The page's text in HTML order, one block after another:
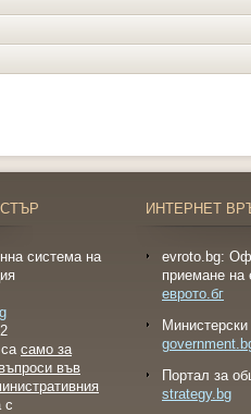
система на
само за
във
с
ИНТЕРНЕТ
evroto.bg:
приемане на
еврото.бг
Портал за
strategy.bg